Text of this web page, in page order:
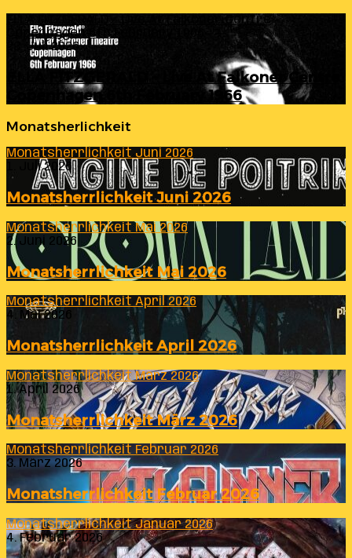
ELLA FITZGERALD – Live At Falkoner Centre
Copenhagen 6th February 1966
23. Juli 2026
ELLA FITZGERALD – Live At Falkoner Centre
Copenhagen 6th February 1966
Monatsherlichkeit
Monatsherrlichkeit Juni 2026
1. Juli 2026
Monatsherrlichkeit Juni 2026
Monatsherrlichkeit Mai 2026
2. Juni 2026
Monatsherrlichkeit Mai 2026
Monatsherrlichkeit April 2026
4. Mai 2026
Monatsherrlichkeit April 2026
Monatsherrlichkeit März 2026
1. April 2026
Monatsherrlichkeit März 2026
Monatsherrlichkeit Februar 2026
3. März 2026
Monatsherrlichkeit Februar 2026
Monatsherrlichkeit Januar 2026
4. Februar 2026